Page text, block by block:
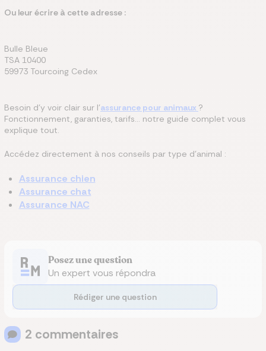
Ou leur écrire à cette adresse :
Bulle Bleue
TSA 10400
59973 Tourcoing Cedex
Besoin d’y voir clair sur l’assurance pour animaux ?
Fonctionnement, garanties, tarifs… notre guide complet vous
explique tout.
Accédez directement à nos conseils par type d’animal :
Assurance chien
Assurance chat
Assurance NAC
Posez une question
Un expert vous répondra
Rédiger une question
2 commentaires